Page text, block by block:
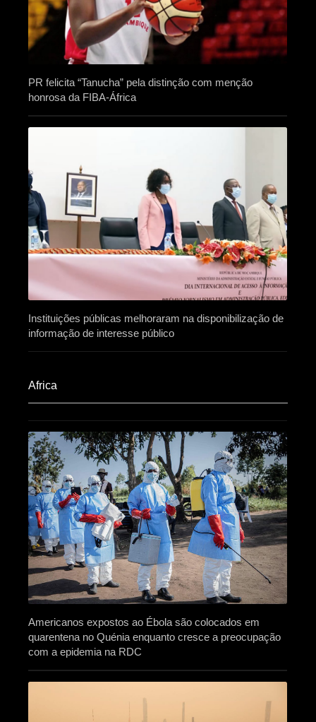
PR felicita “Tanucha” pela distinção com menção
honrosa da FIBA-África
Instituições públicas melhoraram na disponibilização de
informação de interesse público
Africa​
Americanos expostos ao Ébola são colocados em
quarentena no Quénia enquanto cresce a preocupação
com a epidemia na RDC